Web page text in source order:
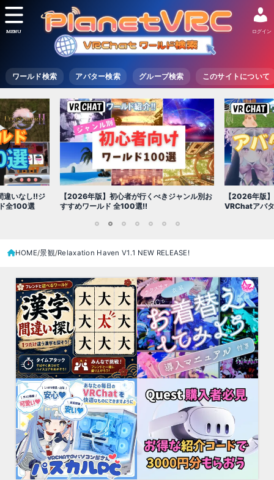
ワールド検索 アバター検索 グループ検索 このサイトについて
ログイン
MENU
ャンル別お
【2026年版】初心者必見!!無料で使える
VRChatアバター（アバターワールド紹介）
【2026年版
世界を味わえ
HOME 景観 Relaxation Haven V1․1 NEW RELEASEǃ